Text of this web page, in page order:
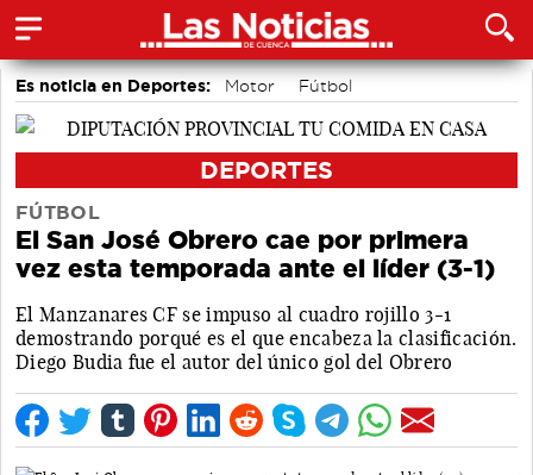
Es noticia en Deportes: Motor
Fútbol
Bolos conquenses
DEPORTES
FÚTBOL
El San José Obrero cae por primera
vez esta temporada ante el líder (3-1)
El Manzanares CF se impuso al cuadro rojillo 3-1
demostrando porqué es el que encabeza la clasificación.
Diego Budia fue el autor del único gol del Obrero